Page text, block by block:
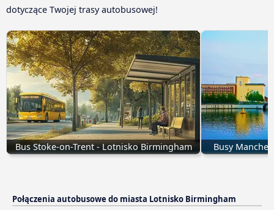
dotyczące Twojej trasy autobusowej!
Bus Stoke-on-Trent - Lotnisko Birmingham Busy
Połączenia autobusowe do miasta Lotnisko Birmingham